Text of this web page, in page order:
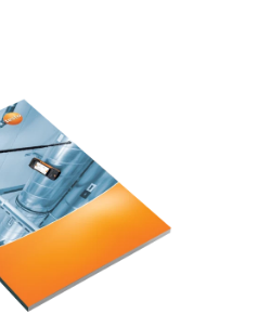
Mesure correcte de